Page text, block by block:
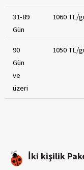
31-89
Gün
1060 TL/
90
Gün
ve
üzeri
1050 TL/
İki kişilik